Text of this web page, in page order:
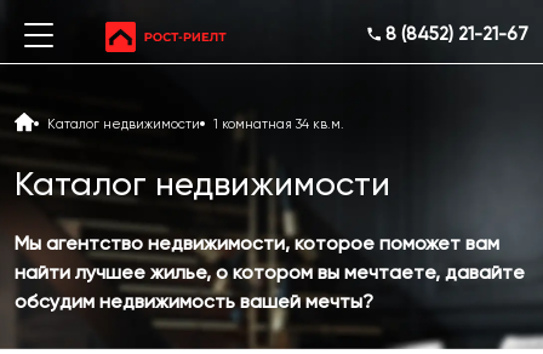
8 (8452) 21-21-67
Каталог недвижимости 1 комнатная 34 кв.м.
Каталог недвижимости
Мы агентство недвижимости, которое поможет вам
найти лучшее жилье, о котором вы мечтаете, давайте
обсудим недвижимость вашей мечты?